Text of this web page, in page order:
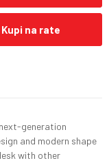
Kupi na rate
generation
and modern shape
with other